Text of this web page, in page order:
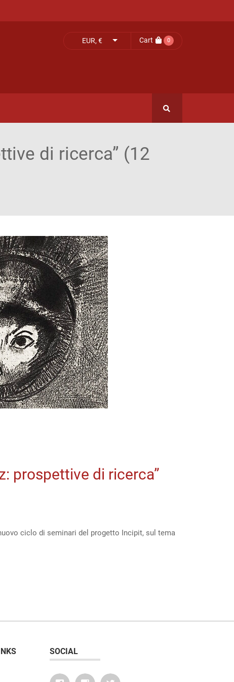
EUR, € Cart 0
di ricerca” (12
prospettive di ricerca”
ciclo di seminari del progetto Incipit, sul tema
SOCIAL